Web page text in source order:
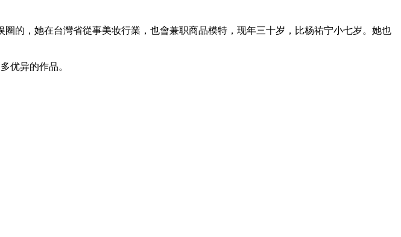
的，她在台灣省從事美妆行業，也會兼职商品模特，现年三十岁，比杨祐宁小七岁。她也
优异的作品。